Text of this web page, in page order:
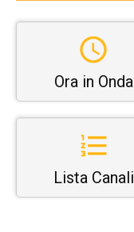
Ora in Onda
Lista Canali